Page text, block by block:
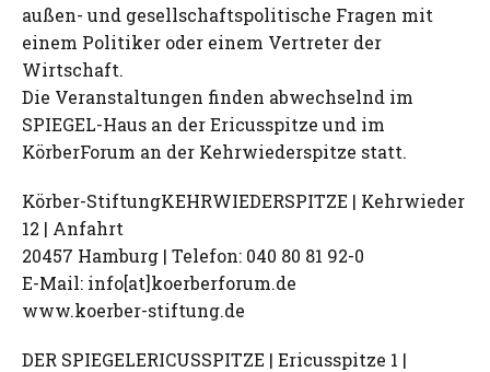
außen- und gesellschaftspolitische Fragen mit
einem Politiker oder einem Vertreter der
Wirtschaft.
Die Veranstaltungen finden abwechselnd im
SPIEGEL-Haus an der Ericusspitze und im
KörberForum an der Kehrwiederspitze statt.
Körber-StiftungKEHRWIEDERSPITZE | Kehrwieder
12 | Anfahrt
20457 Hamburg | Telefon: 040 80 81 92-0
E-Mail: info[at]koerberforum.de
www.koerber-stiftung.de
DER SPIEGELERICUSSPITZE | Ericusspitze 1 |